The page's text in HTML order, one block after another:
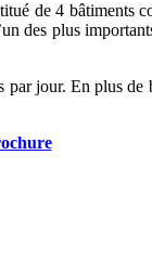
de 4 bâtiments
des plus
jour. En plus